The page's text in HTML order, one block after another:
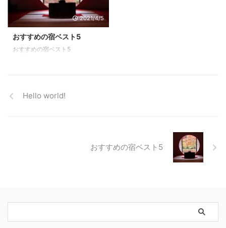
2021/4/5
おすすめの宿ベスト5
おすすめの宿ベスト5
Hello world!
おすすめの宿ベスト5